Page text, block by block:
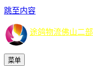
跳至内容
途鸽物流佛山二部
菜单